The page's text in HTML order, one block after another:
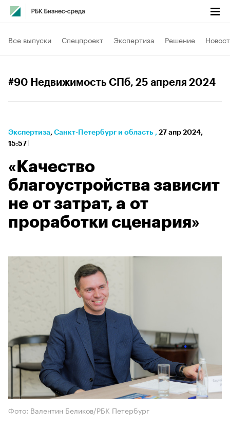
Все выпуски Спецпроект Экспертиза Решение
#90 Недвижимость СПб, 25 апреля 2024
Экспертиза⁠, Санкт-Петербург и область , 27 апр 2024,
15:57
«Качество
благоустройства зависит
не от затрат, а от
проработки сценария»
Фото: Валентин Беликов/РБК Петербург